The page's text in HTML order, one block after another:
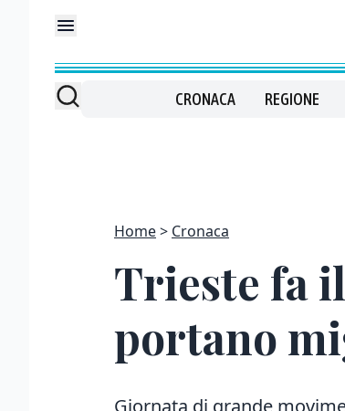
CRONACA REGIONE
Home Cronaca
Trieste fa
portano
Giornata di grande